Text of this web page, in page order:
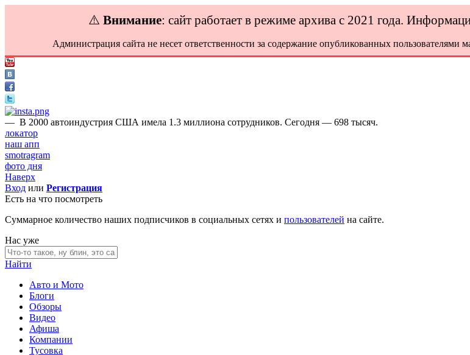
⚠️ Внимание: сайт работает в режиме архива с 2021 года.
Администрация сайта не несет ответственности за содержание опубликованных
— В 2000 автоиндустрия США имела 1.3 миллиона сотрудников. Сегодня — 698 тысяч.
локатор
наш апп
smotragram
фото дня
Наверх
Вход или Регистрация
Есть на что посмотреть
Суммарное количество наших подписчиков в социальных сетях и пользователей на сайте.
Нас уже
Найти
Авто и Мото
Блоги
Обзоры
Видео
Афиша
Компании
Тусовка